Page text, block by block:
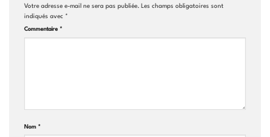
Votre adresse e-mail ne sera pas publiée.
Les champs obligatoires sont
indiqués avec *
Commentaire *
Nom *